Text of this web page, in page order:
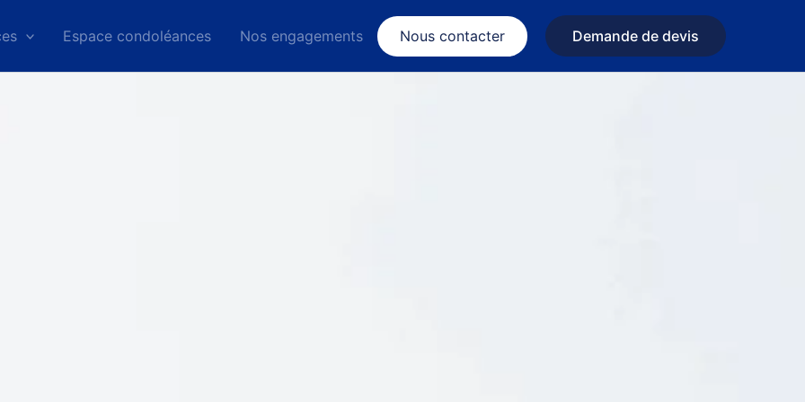
Espace condoléances Nos engagements Nous contacter Demande de devis